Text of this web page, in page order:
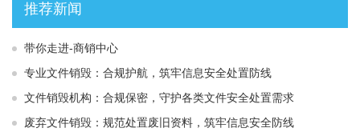
推荐新闻
带你走进-商销中心
专业文件销毁：合规护航，筑牢信息安全处置防线
文件销毁机构：合规保密，守护各类文件安全处置需求
废弃文件销毁：规范处置废旧资料，筑牢信息安全防线